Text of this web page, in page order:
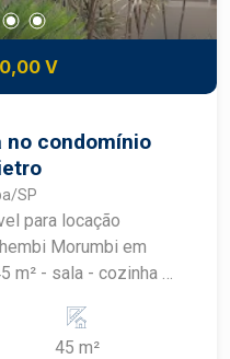
V
no condomínio
SP
para locação
Morumbi em
portaria 24 horas
espaço gourmet,
45 m²